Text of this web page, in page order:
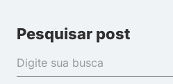
Pesquisar post